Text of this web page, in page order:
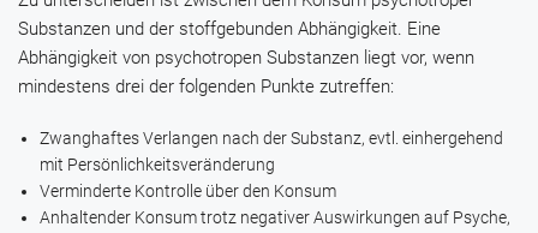
Substanzen und der stoffgebunden Abhängigkeit. Eine
Abhängigkeit von psychotropen Substanzen liegt vor, wenn
mindestens drei der folgenden Punkte zutreffen:
Zwanghaftes Verlangen nach der Substanz, evtl. einhergehend
mit Persönlichkeitsveränderung
Verminderte Kontrolle über den Konsum
Anhaltender Konsum trotz negativer Auswirkungen auf Psyche,